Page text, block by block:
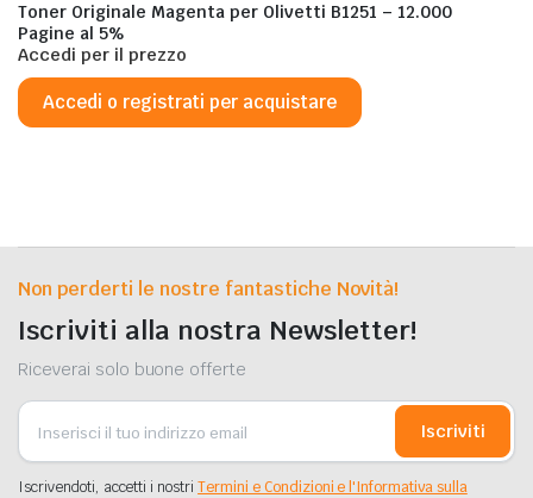
Toner Originale Magenta per Olivetti B1251 – 12.000
Pagine al 5%
Accedi per il prezzo
Accedi o registrati per acquistare
Non perderti le nostre fantastiche Novità!
Iscriviti alla nostra Newsletter!
Riceverai solo buone offerte
Iscriviti
Iscrivendoti, accetti i nostriTermini e Condizioni e l'Informativa sulla